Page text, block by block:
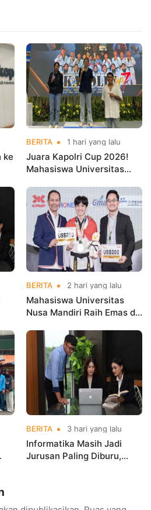
ke
BERITA 1 hari yang lalu
Juara Kapolri Cup 2026!
Mahasiswa Universitas
Nama Kampus di Kejurnas
Taekwondo
BERITA 2 hari yang lalu
Mahasiswa Universitas
Nusa Mandiri Raih Emas di
Indonesia Open
Championships 2026
BERITA 3 hari yang lalu
Informatika Masih Jadi
Jurusan Paling Diburu,